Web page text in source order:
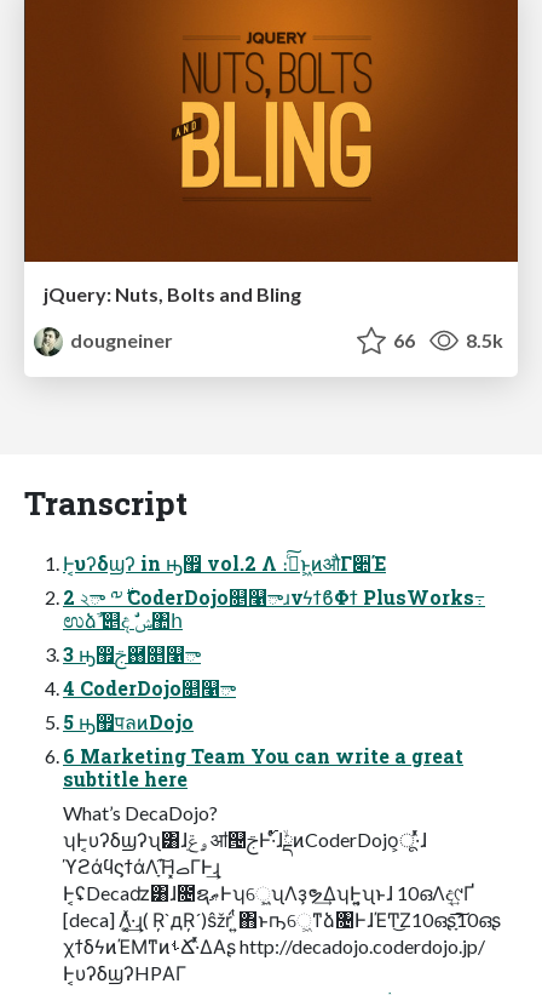
jQuery: Nuts, Bolts and Bling
dougneiner
66 8.5k
Transcript
Ͱ͔υʔδϣʔ in ԣ඿ vol.2 Λ ։࠵ͨ͠ͱ͖ͷऔΓ૊Έ
2 ২ా ༸࣍ CoderDojo௕௡ాɹνϟϯϐΦϯ PlusWorks߹
ಉձࣾ ୅ද ࣗݾ঺հ
3 ԣ඿ࢢ྘۠௕௡ా
4 CoderDojo௕௡ా
5 ԣ඿पลͷDojo
6 Marketing Team You can write a great
subtitle here
What’s DecaDojo?
ʮͰ͔υʔδϣʔʯ͸ɺ࡛ۄݝॴ୔ࢢͰ࢝·ͬͨɺۙྡͷCoderDojo͕ू·ͬͯɺ
ϓϩάϥϛϯάΛָ͠Ή͓ࡇΓͰ͢ɻ
Ͱ͔ʢDecaʣ͸ɺ೔ຊޠͰʮେ͖͍ʯΛҙຯ͢ΔʮͰ͔͍ʯͱɺ 10ഒΛද͢୯Ґ
[deca] Λ͔͚ͯ·͢ɻ( Ŗ`дŖ´)ŝžŕ ͍ͭ΋ͱҧ͏େ͖ͳձ৔ͰɺΈͲ͜Ζ10ഒʂָ͠͞10ഒʂ
χϯδϟͷΈΜͳͷࢀՃ·ͬͯΔΑʂ http://decadojo.coderdojo.jp/
Ͱ͔υʔδϣʔHPΑΓ